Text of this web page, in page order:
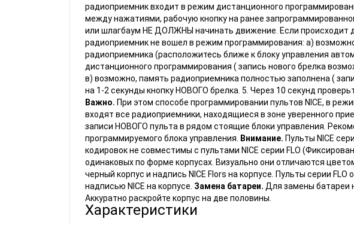
радиоприемник входит в режим дистанционного
между нажатиями, рабочую кнопку на ранее
или шлагбаум НЕ ДОЛЖНЫ начинать движение. Если происходит
радиоприемник не вошел в режим программирования: а)
радиоприемника (расположитесь ближе к блоку управления
дистанционного программирования ( запись нового брелка
в) возможно, память радиоприемника полностью заполнена (
на 1-2 секунды кнопку НОВОГО брелка. 5. Через 10 секунд
Важно. При этом способе программировании пультов NICE, в
входят все радиоприемники, находящиеся в зоне уверенного
записи НОВОГО пульта в рядом стоящие блоки управления.
программируемого блока управления.
Внимание. Пульты NICE
кодировок не совместимы с пультами NICE серии FLO
одинаковых по форме корпусах. Визуально они отличаются
черный корпус и надпись NICE Flors на корпусе. Пульты серии
надписью NICE на корпусе. Замена батареи. Для замены батареи
Аккуратно раскройте корпус на две половины.
Характеристики